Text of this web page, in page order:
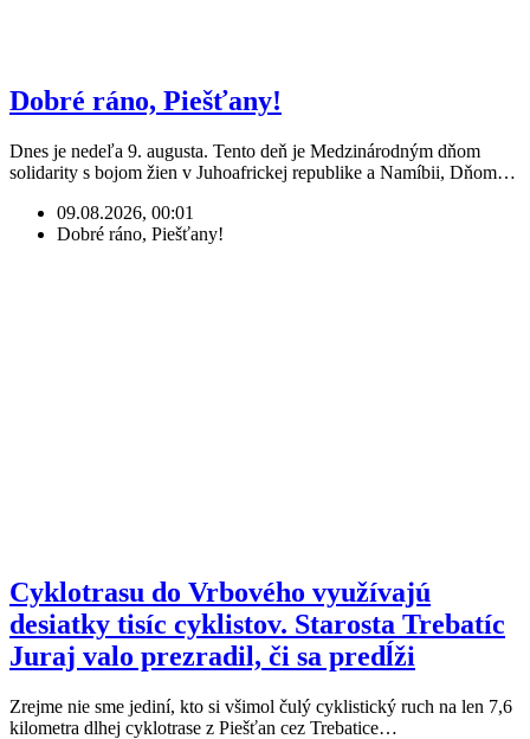
Dobré ráno, Piešťany!
Dnes je nedeľa 9. augusta. Tento deň je Medzinárodným dňom
solidarity s bojom žien v Juhoafrickej republike a Namíbii, Dňom…
09.08.2026, 00:01
Dobré ráno, Piešťany!
Cyklotrasu do Vrbového využívajú
desiatky tisíc cyklistov. Starosta Trebatíc
Juraj valo prezradil, či sa predĺži
Zrejme nie sme jediní, kto si všimol čulý cyklistický ruch na len 7,6
kilometra dlhej cyklotrase z Piešťan cez Trebatice…